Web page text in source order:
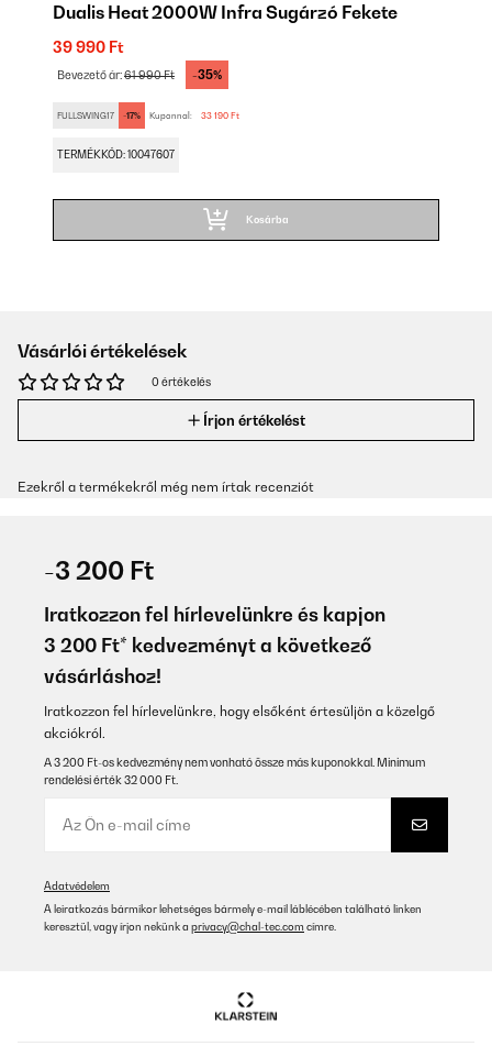
Dualis Heat 2000W Infra Sugárzó Fekete
39 990 Ft
Bevezető ár:61 990 Ft -35%
FULLSWING17 -17% Kuponnal: 33 190 Ft
TERMÉKKÓD: 10047607
Kosárba
Vásárlói értékelések
0 értékelés
Írjon értékelést
Ezekről a termékekről még nem írtak recenziót
-3 200 Ft
Iratkozzon fel hírlevelünkre és kapjon
3 200 Ft* kedvezményt a következő
vásárláshoz!
Iratkozzon fel hírlevelünkre, hogy elsőként értesüljön a közelgő
akciókról.
A 3 200 Ft-os kedvezmény nem vonható össze más kuponokkal. Minimum
rendelési érték 32 000 Ft.
Adatvédelem
A leiratkozás bármikor lehetséges bármely e-mail láblécében található linken
keresztül, vagy írjon nekünk a privacy@chal-tec.com címre.